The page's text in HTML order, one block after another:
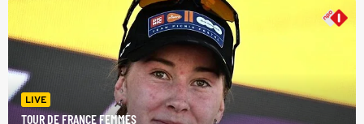
LIVE
TOUR DE FRANCE FEMMES